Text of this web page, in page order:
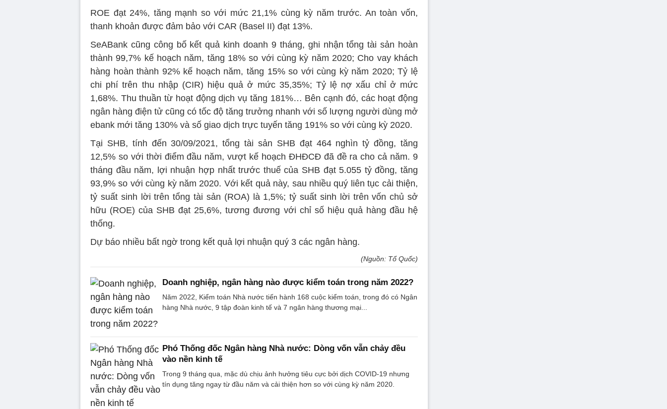
ROE đạt 24%, tăng mạnh so với mức 21,1% cùng kỳ năm trước. An toàn vốn,
thanh khoản được đảm bảo với CAR (Basel II) đạt 13%.
SeABank cũng công bố kết quả kinh doanh 9 tháng, ghi nhận tổng tài sản hoàn
thành 99,7% kế hoạch năm, tăng 18% so với cùng kỳ năm 2020; Cho vay khách
hàng hoàn thành 92% kế hoạch năm, tăng 15% so với cùng kỳ năm 2020; Tỷ lệ
chi phí trên thu nhập (CIR) hiệu quả ở mức 35,35%; Tỷ lệ nợ xấu chỉ ở mức
1,68%. Thu thuần từ hoạt động dịch vụ tăng 181%… Bên cạnh đó, các hoạt động
ngân hàng điện tử cũng có tốc độ tăng trưởng nhanh với số lượng người dùng mở
ebank mới tăng 130% và số giao dịch trực tuyến tăng 191% so với cùng kỳ 2020.
Tại SHB, tính đến 30/09/2021, tổng tài sản SHB đạt 464 nghìn tỷ đồng, tăng
12,5% so với thời điểm đầu năm, vượt kế hoạch ĐHĐCĐ đã đề ra cho cả năm. 9
tháng đầu năm, lợi nhuận hợp nhất trước thuế của SHB đạt 5.055 tỷ đồng, tăng
93,9% so với cùng kỳ năm 2020. Với kết quả này, sau nhiều quý liên tục cải thiện,
tỷ suất sinh lời trên tổng tài sản (ROA) là 1,5%; tỷ suất sinh lời trên vốn chủ sở
hữu (ROE) của SHB đạt 25,6%, tương đương với chỉ số hiệu quả hàng đầu hệ
thống.
Dự báo nhiều bất ngờ trong kết quả lợi nhuận quý 3 các ngân hàng.
(Nguồn: Tổ Quốc)
Doanh nghiệp, ngân hàng nào được kiểm toán trong năm 2022?
Năm 2022, Kiểm toán Nhà nước tiến hành 168 cuộc kiểm toán, trong đó có Ngân
hàng Nhà nước, 9 tập đoàn kinh tế và 7 ngân hàng thương mại...
Phó Thống đốc Ngân hàng Nhà nước: Dòng vốn vẫn chảy đều
vào nền kinh tế
Trong 9 tháng qua, mặc dù chịu ảnh hưởng tiêu cực bởi dịch COVID-19 nhưng
tín dụng tăng ngay từ đầu năm và cải thiện hơn so với cùng kỳ năm 2020.